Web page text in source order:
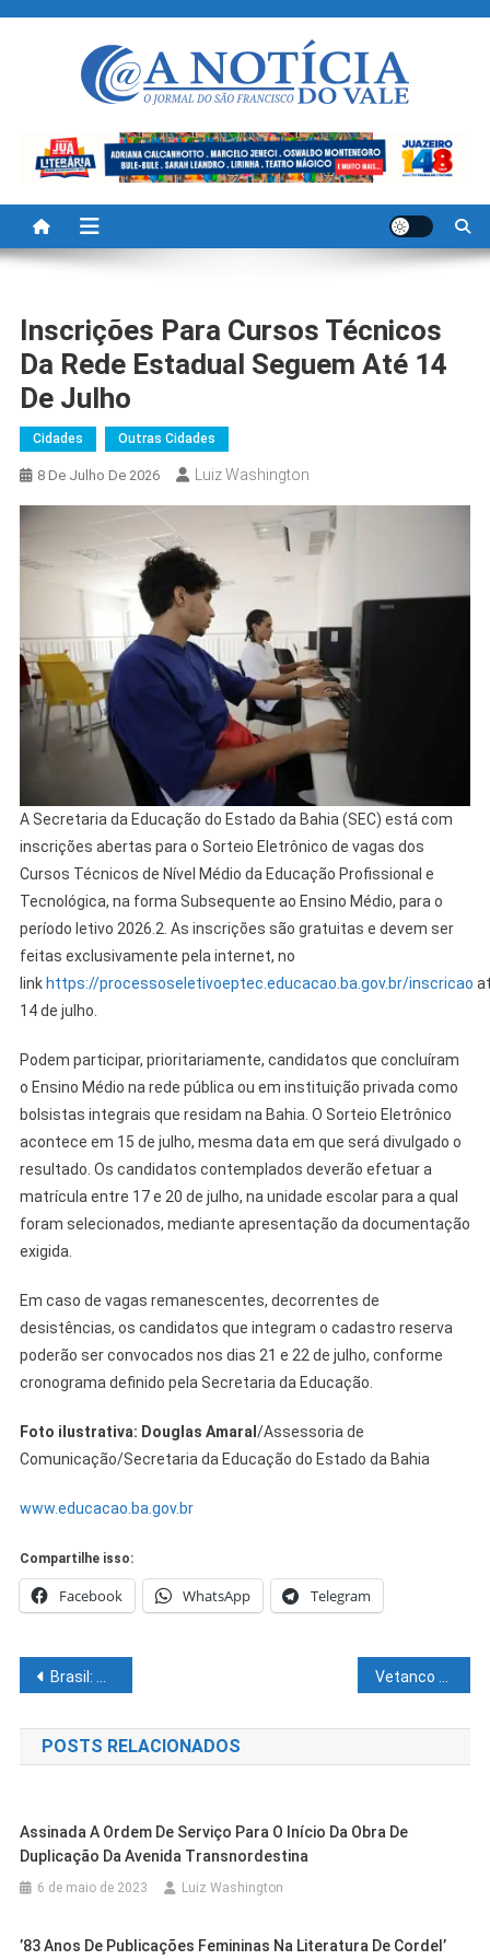
A Noticia Do Vale
Inscrições Para Cursos Técnicos
Da Rede Estadual Seguem Até 14
De Julho
Cidades Outras Cidades
8 De Julho De 2026 Luiz Washington
A Secretaria da Educação do Estado da Bahia (SEC) está com
inscrições abertas para o Sorteio Eletrônico de vagas dos
Cursos Técnicos de Nível Médio da Educação Profissional e
Tecnológica, na forma Subsequente ao Ensino Médio, para o
período letivo 2026.2. As inscrições são gratuitas e devem ser
feitas exclusivamente pela internet, no
link https://processoseletivoeptec.educacao.ba.gov.br/inscricao
14 de julho.
Podem participar, prioritariamente, candidatos que concluíram
o Ensino Médio na rede pública ou em instituição privada como
bolsistas integrais que residam na Bahia. O Sorteio Eletrônico
acontece em 15 de julho, mesma data em que será divulgado o
resultado. Os candidatos contemplados deverão efetuar a
matrícula entre 17 e 20 de julho, na unidade escolar para a qual
foram selecionados, mediante apresentação da documentação
exigida.
Em caso de vagas remanescentes, decorrentes de
desistências, os candidatos que integram o cadastro reserva
poderão ser convocados nos dias 21 e 22 de julho, conforme
cronograma definido pela Secretaria da Educação.
Foto ilustrativa: Douglas Amaral /Assessoria de
Comunicação/Secretaria da Educação do Estado da Bahia
www.educacao.ba.gov.br
Compartilhe isso:
Facebook WhatsApp Telegram
Navegação
de
Post
Brasil: Uma Árvore de Troncos e Galhos Tortos – O Desafio Ético e Moral nas Instituições Públicas
POSTS RELACIONADOS
Assinada A Ordem De Serviço Para O Início Da Obra De
Duplicação Da Avenida Transnordestina
6 de maio de 2023 Luiz Washington
’83 Anos De Publicações Femininas Na Literatura De Cordel’